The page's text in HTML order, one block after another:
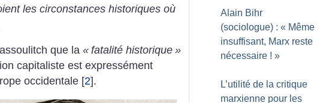
les circonstances historiques où
que la « fatalité historique »
capitaliste est expressément
occidentale [2].
Alain Bihr
(sociologue) : « Même
insuffisant, Marx reste
nécessaire ! »
L’utilité de la critique
marxienne pour les